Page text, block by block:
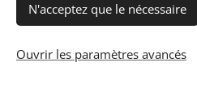
© 2023 Les recettes d'Henri-
N'acceptez que le nécessaire
Ouvrir les paramètres avancés